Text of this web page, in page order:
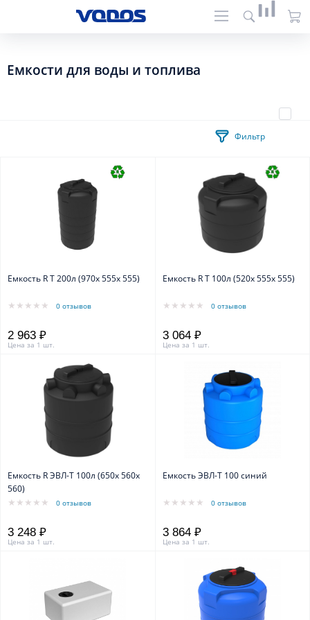
Емкости для воды и топлива
Фильтр
Емкость R T 200л (970х 555х 555)
0 отзывов
2 963 ₽
Цена за 1 шт.
Емкость R T 100л (520х 555х 555)
0 отзывов
3 064 ₽
Цена за 1 шт.
Емкость R ЭВЛ-Т 100л (650х 560х
560)
0 отзывов
3 248 ₽
Цена за 1 шт.
Емкость ЭВЛ-Т 100 синий
0 отзывов
3 864 ₽
Цена за 1 шт.